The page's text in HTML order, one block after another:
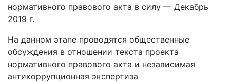
нормативного правового акта в силу — Декабрь
2019 г.
На данном этапе проводятся общественные
обсуждения в отношении текста проекта
нормативного правового акта и независимая
антикоррупционная экспертиза